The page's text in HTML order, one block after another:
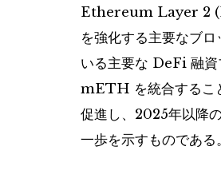
Ethereum Layer 2
を強化する主要なブ
いる主要な DeFi 融
mETH を統合するこ
促進し、2025年以降
一歩を示すものである。